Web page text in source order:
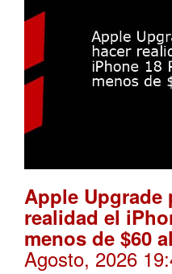
Apple Upgrade
realidad el
menos de $60
Agosto, 2026